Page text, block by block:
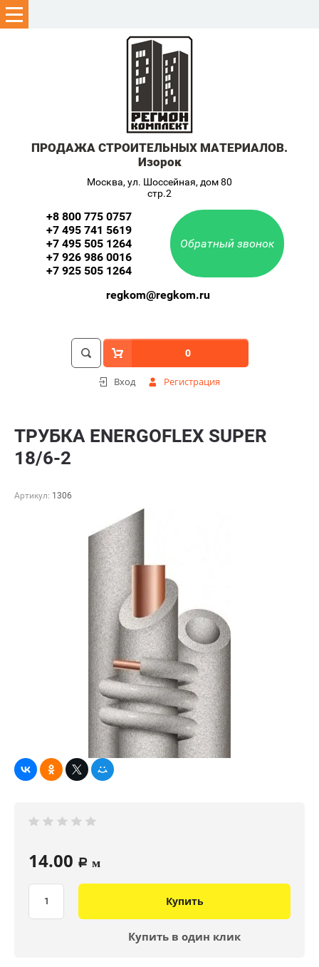
ПРОДАЖА СТРОИТЕЛЬНЫХ МАТЕРИАЛОВ.
Изорок
Москва, ул. Шоссейная, дом 80
стр.2
+8 800 775 0757
+7 495 741 5619
+7 495 505 1264
+7 926 986 0016
+7 925 505 1264
Обратный звонок
regkom@regkom.ru
0
Вход Регистрация
ТРУБКА ENERGOFLEX SUPER
18/6-2
Артикул: 1306
14.00 a м
Купить
Купить в один клик